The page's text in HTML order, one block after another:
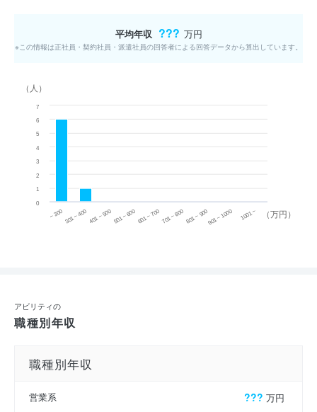
平均年収 ??? 万円
※この情報は正社員・契約社員・派遣社員の回答者による回答データから算出しています。
（万円）
（人）
~ 300 301 ~ 400 401 ~ 500501 ~ 600601 ~ 700701 ~ 800801 ~ 900901 ~ 1000 1001 ~
0
1
2
3
4
5
6
7
アビリティの
職種別年収
職種別年収
営業系 ??? 万円